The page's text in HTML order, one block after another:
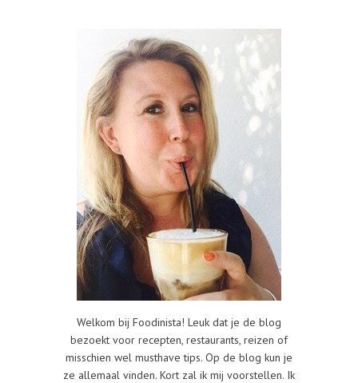
Welkom bij Foodinista! Leuk dat je de blog
bezoekt voor recepten, restaurants, reizen of
misschien wel musthave tips. Op de blog kun je
ze allemaal vinden. Kort zal ik mij voorstellen. Ik